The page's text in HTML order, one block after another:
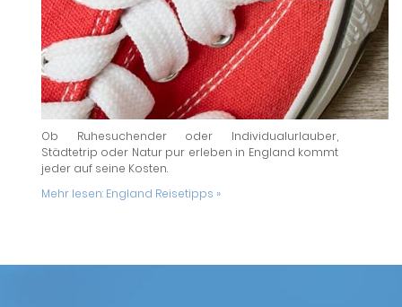
Ob Ruhesuchender oder Individualurlauber,
Städtetrip oder Natur pur erleben in England kommt
jeder auf seine Kosten.
Mehr lesen: England Reisetipps »